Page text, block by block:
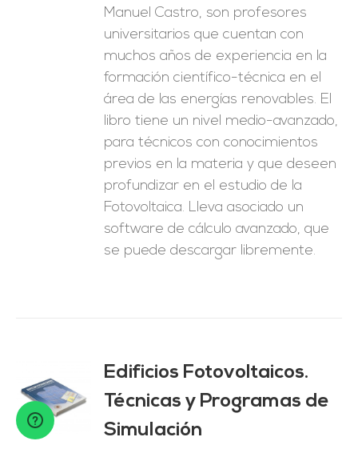
Manuel Castro, son profesores
universitarios que cuentan con
muchos años de experiencia en la
formación científico-técnica en el
área de las energías renovables. El
libro tiene un nivel medio-avanzado,
para técnicos con conocimientos
previos en la materia y que deseen
profundizar en el estudio de la
Fotovoltaica. Lleva asociado un
software de cálculo avanzado, que
se puede descargar libremente.
Edificios Fotovoltaicos.
Técnicas y Programas de
Simulación